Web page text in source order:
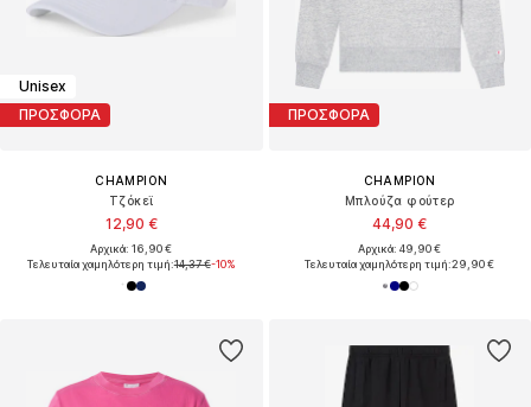
Unisex
ΠΡΟΣΦΟΡΑ
CHAMPION
Τζόκεϊ
12,90 €
Αρχικά: 16,90 €
Τελευταία χαμηλότερη τιμή:14,37 €-10%
ΠΡΟΣΦΟΡΑ
CHAMPION
Μπλούζα φούτερ
44,90 €
Αρχικά: 49,90 €
Τελευταία χαμηλότερη τιμή:29,90 €